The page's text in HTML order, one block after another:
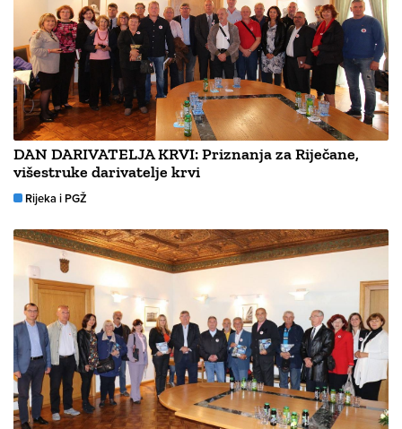
DAN DARIVATELJA KRVI: Priznanja za Riječane,
višestruke darivatelje krvi
Rijeka i PGŽ